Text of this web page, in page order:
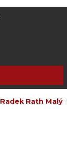
Radek Rath Malý |